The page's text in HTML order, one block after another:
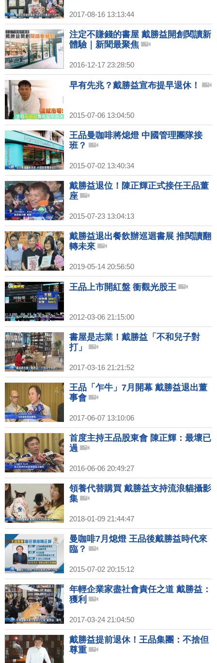
2017-08-16 13:13:44
注定不賺錢的書屋 戴勝益開創閱讀新
體驗｜新聞最聚焦
2016-12-17 23:28:50
早有先兆？戴勝益宣布提早退休！
2015-07-06 13:04:50
王品曼咖啡將熄燈 中國管理團隊接
班？
2015-07-02 13:40:34
戴勝益退位！陳正輝正式接任王品董
座
2015-07-23 13:04:13
戴勝益退出餐飲辦巡迴書展 推閱讀翻
轉未來
2019-05-14 20:56:50
王品上市開紅盤 衝觀光股王
2012-03-06 21:15:00
書屋是志業！戴勝益「不和兒子對
打」
2017-03-16 21:21:52
王品「乍牛」7月開幕 戴勝益退出董
事會
2017-06-07 13:10:06
首度主持王品股東會 陳正輝：最壞已
過
2016-06-06 20:49:27
領養代替購買 戴勝益支持流浪貓攝影
集
2018-01-09 21:44:47
曼咖啡7月熄燈 王品後戴勝益時代來
臨？
2015-07-02 20:15:12
年輕企業家盡社會責任之道 戴勝益：
獲利
2017-03-24 21:04:50
戴勝益提前退休！王品集團：不捨但
尊重